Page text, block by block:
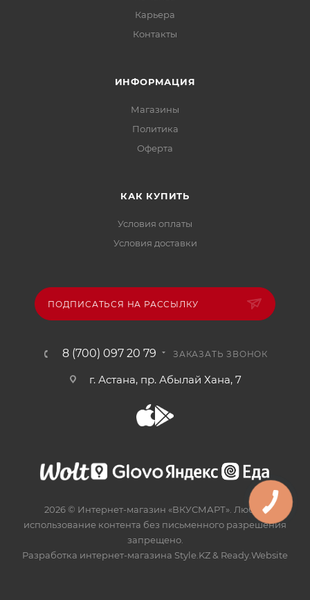
Карьера
Контакты
ИНФОРМАЦИЯ
Магазины
Политика
Офертa
КАК КУПИТЬ
Условия оплаты
Условия доставки
ПОДПИСАТЬСЯ НА РАССЫЛКУ
8 (700) 097 20 79 ЗАКАЗАТЬ ЗВОНОК
г. Астана, пр. Абылай Хана, 7
2026 © Интернет-магазин «ВКУСМАРТ». Любое
использование контента без письменного разрешения
запрещено.
Разработка интернет-магазина Style.KZ& Ready.Website